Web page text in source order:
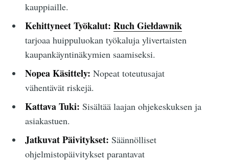
kauppiaille.
Kehittyneet Työkalut: Ruch Giełdawnik
tarjoaa huippuluokan työkaluja ylivertaisten
kaupankäyntinäkymien saamiseksi.
Nopea Käsittely: Nopeat toteutusajat
vähentävät riskejä.
Kattava Tuki: Sisältää laajan ohjekeskuksen ja
asiakastuen.
Jatkuvat Päivitykset: Säännölliset
ohjelmistopäivitykset parantavat